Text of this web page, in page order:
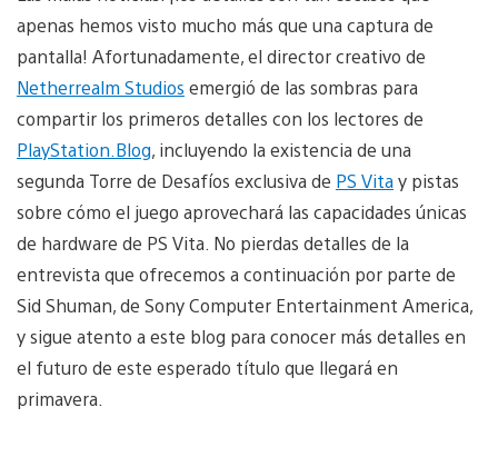
apenas hemos visto mucho más que una captura de
pantalla! Afortunadamente, el director creativo de
Netherrealm Studios emergió de las sombras para
compartir los primeros detalles con los lectores de
PlayStation.Blog, incluyendo la existencia de una
segunda Torre de Desafíos exclusiva de PS Vitay pistas
sobre cómo el juego aprovechará las capacidades únicas
de hardware de PS Vita. No pierdas detalles de la
entrevista que ofrecemos a continuación por parte de
Sid Shuman, de Sony Computer Entertainment America,
y sigue atento a este blog para conocer más detalles en
el futuro de este esperado título que llegará en
primavera.